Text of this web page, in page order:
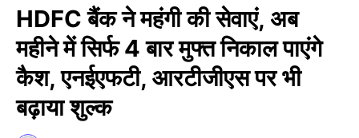
HDFC बैंक ने महंगी की सेवाएं, अब
महीने में सिर्फ 4 बार मुफ्त निकाल पाएंगे
कैश, एनईएफटी, आरटीजीएस पर भी
बढ़ाया शुल्क